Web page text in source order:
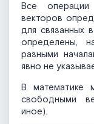
Все
векторов
для связанных
определены,
разными
явно не
В математике
свободными
иное).